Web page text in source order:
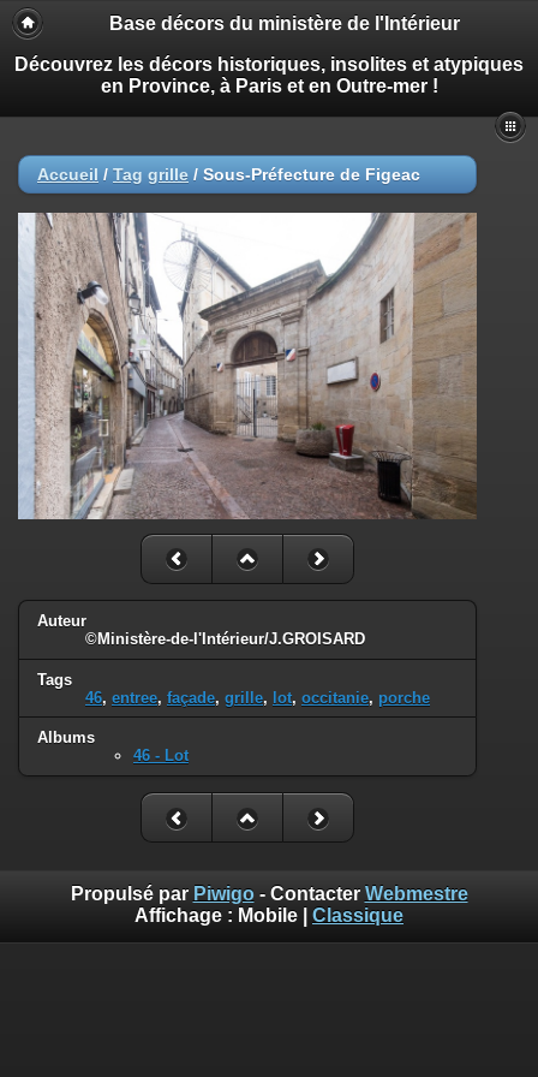
Base décors du ministère de l'Intérieur
Découvrez les décors historiques, insolites et atypiques
en Province, à Paris et en Outre-mer !
Accueil / Tag grille / Sous-Préfecture de Figeac
Auteur
©Ministère-de-l'Intérieur/J.GROISARD
Tags
46, entree, façade, grille, lot, occitanie, porche
Albums
46 - Lot
Propulsé par Piwigo- Contacter Webmestre
Affichage : Mobile Classique